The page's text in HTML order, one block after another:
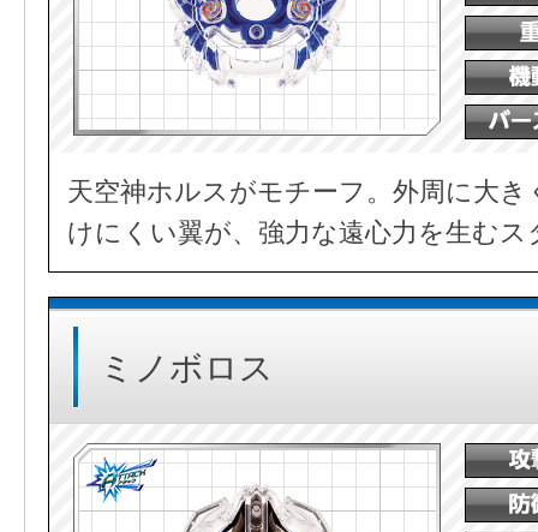
天空神ホルスがモチーフ。外周に大
けにくい翼が、強力な遠心力を生む
ミノボロス